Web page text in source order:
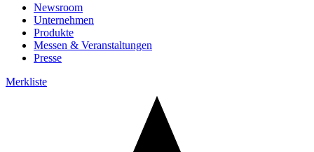
Newsroom
Unternehmen
Produkte
Messen & Veranstaltungen
Presse
Merkliste